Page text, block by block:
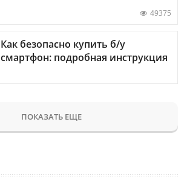
49375
Как безопасно купить б/у
смартфон: подробная инструкция
ПОКАЗАТЬ ЕЩЕ